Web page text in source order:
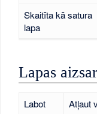
Skaitīta kā satura
lapa
Lapas
Labot
Atļaut